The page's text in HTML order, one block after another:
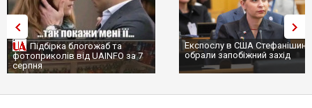
Підбірка блогожаб та
фотоприколів від UAINFO за 7
серпня
Експослу в США
обрали запобіжний захід